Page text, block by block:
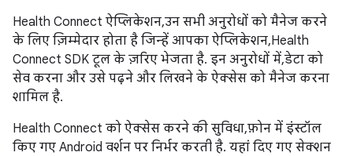
Health Connect ऐप्लिकेशन, उन सभी अनुरोधों को मैनेज करने
के लिए ज़िम्मेदार होता है जिन्हें आपका ऐप्लिकेशन, Health
Connect SDK टूल के ज़रिए भेजता है. इन अनुरोधों में, डेटा को
सेव करना और उसे पढ़ने और लिखने के ऐक्सेस को मैनेज करना
शामिल है.
Health Connect को ऐक्सेस करने की सुविधा, फ़ोन में इंस्टॉल
किए गए Android वर्शन पर निर्भर करती है. यहां दिए गए सेक्शन